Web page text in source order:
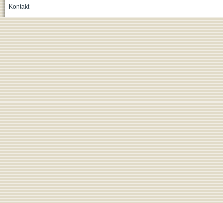
Kontakt